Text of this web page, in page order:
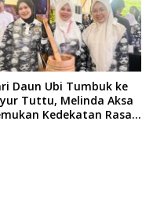
Daun Ubi Tumbuk ke
Tuttu, Melinda Aksa
Kedekatan Rasa